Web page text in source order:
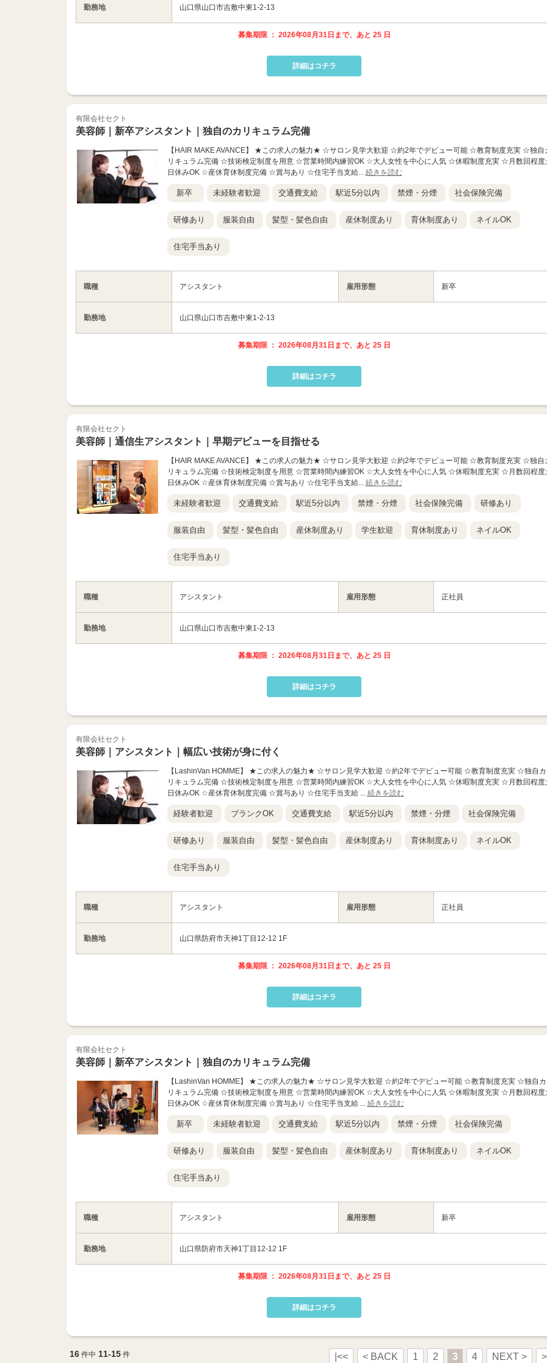
勤務地 山口県山口市吉敷中東1-2-13
募集期限 ： 2026年08月31日まで、あと 25 日
詳細はコチラ
有限会社セクト
美容師｜新卒アシスタント｜独自のカリキュラム完備
【HAIR MAKE AVANCE】 ★この求人の魅力★ ☆サロン見学大歓迎 ☆約2年でデビュー可能 ☆教育制度充実 ☆独自
リキュラム完備 ☆技術検定制度を用意 ☆営業時間内練習OK ☆大人女性を中心に人気 ☆休暇制度充実 ☆月数回程度
日休みOK ☆産休育休制度完備 ☆賞与あり ☆住宅手当支給... 続きを読む
新卒 未経験者歓迎 交通費支給 駅近5分以内 禁煙・分煙 社会保険完備
研修あり 服装自由 髪型・髪色自由 産休制度あり 育休制度あり ネイルOK
住宅手当あり
職種 アシスタント 雇用形態 新卒
勤務地 山口県山口市吉敷中東1-2-13
募集期限 ： 2026年08月31日まで、あと 25 日
詳細はコチラ
有限会社セクト
美容師｜通信生アシスタント｜早期デビューを目指せる
【HAIR MAKE AVANCE】 ★この求人の魅力★ ☆サロン見学大歓迎 ☆約2年でデビュー可能 ☆教育制度充実 ☆独自
リキュラム完備 ☆技術検定制度を用意 ☆営業時間内練習OK ☆大人女性を中心に人気 ☆休暇制度充実 ☆月数回程度
日休みOK ☆産休育休制度完備 ☆賞与あり ☆住宅手当支給... 続きを読む
未経験者歓迎 交通費支給 駅近5分以内 禁煙・分煙 社会保険完備 研修あり
服装自由 髪型・髪色自由 産休制度あり 学生歓迎 育休制度あり ネイルOK
住宅手当あり
職種 アシスタント 雇用形態 正社員
勤務地 山口県山口市吉敷中東1-2-13
募集期限 ： 2026年08月31日まで、あと 25 日
詳細はコチラ
有限会社セクト
美容師｜アシスタント｜幅広い技術が身に付く
【LashinVan HOMME】 ★この求人の魅力★ ☆サロン見学大歓迎 ☆約2年でデビュー可能 ☆教育制度充実 ☆独自カ
リキュラム完備 ☆技術検定制度を用意 ☆営業時間内練習OK ☆大人女性を中心に人気 ☆休暇制度充実 ☆月数回程度
日休みOK ☆産休育休制度完備 ☆賞与あり ☆住宅手当支給 ... 続きを読む
経験者歓迎 ブランクOK 交通費支給 駅近5分以内 禁煙・分煙 社会保険完備
研修あり 服装自由 髪型・髪色自由 産休制度あり 育休制度あり ネイルOK
住宅手当あり
職種 アシスタント 雇用形態 正社員
勤務地 山口県防府市天神1丁目12-12 1F
募集期限 ： 2026年08月31日まで、あと 25 日
詳細はコチラ
有限会社セクト
美容師｜新卒アシスタント｜独自のカリキュラム完備
【LashinVan HOMME】 ★この求人の魅力★ ☆サロン見学大歓迎 ☆約2年でデビュー可能 ☆教育制度充実 ☆独自カ
リキュラム完備 ☆技術検定制度を用意 ☆営業時間内練習OK ☆大人女性を中心に人気 ☆休暇制度充実 ☆月数回程度
日休みOK ☆産休育休制度完備 ☆賞与あり ☆住宅手当支給 ... 続きを読む
新卒 未経験者歓迎 交通費支給 駅近5分以内 禁煙・分煙 社会保険完備
研修あり 服装自由 髪型・髪色自由 産休制度あり 育休制度あり ネイルOK
住宅手当あり
職種 アシスタント 雇用形態 新卒
勤務地 山口県防府市天神1丁目12-12 1F
募集期限 ： 2026年08月31日まで、あと 25 日
詳細はコチラ
16件中 11-15件 |<< < BACK 1 2 3 4 NEXT >